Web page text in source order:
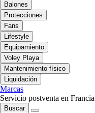
Balones
Protecciones
Fans
Lifestyle
Equipamiento
Voley Playa
Mantenimiento físico
Liquidación
Marcas
Servicio postventa en Francia
Buscar